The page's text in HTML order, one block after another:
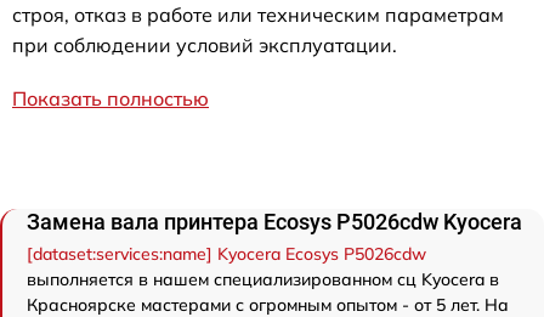
строя, отказ в работе или техническим параметрам
при соблюдении условий эксплуатации.
Показать полностью
Замена вала принтера Ecosys P5026cdw Kyocera
[dataset:services:name] Kyocera Ecosys P5026cdw
выполняется в нашем специализированном сц Kyocera в
Красноярске мастерами с огромным опытом - от 5 лет. На